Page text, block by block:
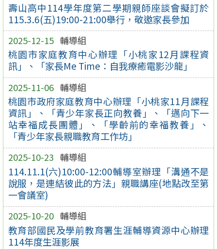
壽山高中114學年度第二學期親師座談會擬訂於
115.3.6(五)19:00-21:00舉行，敬邀家長參加
2025-12-15 輔導組
桃園市家庭教育中心辦理「小桃家12月課程資
訊」、「家長Me Time：自我療癒電影沙龍」
2025-11-06 輔導組
桃園市政府家庭教育中心辦理「小桃家11月課程
資訊」、「青少年家長正向教養」、「邁向下一
站幸福成長團體」、「學齡前的幸福教養」、
「青少年家長親職教育工作坊」
2025-10-23 輔導組
114.11.1(六)10:00-12:00輔導室辦理「溝通不是
說服，是連結彼此的方法」親職講座(地點改至第
一會議室)
2025-10-20 輔導組
教育部國民及學前教育署生涯輔導資源中心辦理
114年度生涯影展